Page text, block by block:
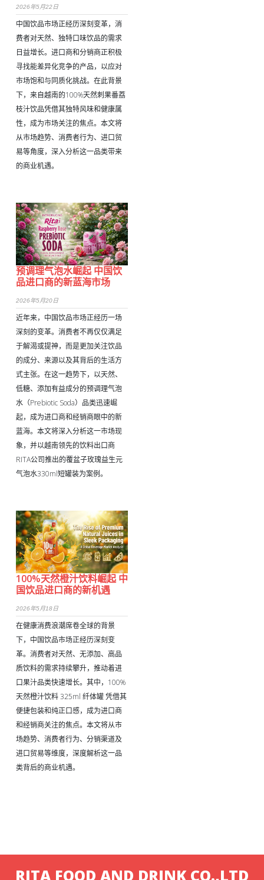
2026年5月22日
中国饮品市场正经历深刻变革，消
费者对天然、独特口味饮品的需求
日益增长。进口商和分销商正积极
寻找能差异化竞争的产品，以应对
市场饱和与同质化挑战。在此背景
下，来自越南的100%天然刺果番荔
枝汁饮品凭借其独特风味和健康属
性，成为市场关注的焦点。本文将
从市场趋势、消费者行为、进口贸
易等角度，深入分析这一品类带来
的商业机遇。
预调理气泡水崛起 中国饮
品进口商的新蓝海市场
2026年5月20日
近年来，中国饮品市场正经历一场
深刻的变革。消费者不再仅仅满足
于解渴或提神，而是更加关注饮品
的成分、来源以及其背后的生活方
式主张。在这一趋势下，以天然、
低糖、添加有益成分的预调理气泡
水（Prebiotic Soda）品类迅速崛
起，成为进口商和经销商眼中的新
蓝海。本文将深入分析这一市场现
象，并以越南领先的饮料出口商
RITA公司推出的覆盆子玫瑰益生元
气泡水330ml短罐装为案例。
100%天然橙汁饮料崛起 中
国饮品进口商的新机遇
2026年5月18日
在健康消费浪潮席卷全球的背景
下，中国饮品市场正经历深刻变
革。消费者对天然、无添加、高品
质饮料的需求持续攀升，推动着进
口果汁品类快速增长。其中，100%
天然橙汁饮料 325ml 纤体罐 凭借其
便捷包装和纯正口感，成为进口商
和经销商关注的焦点。本文将从市
场趋势、消费者行为、分销渠道及
进口贸易等维度，深度解析这一品
类背后的商业机遇。
RITA FOOD AND DRINK CO.,LTD